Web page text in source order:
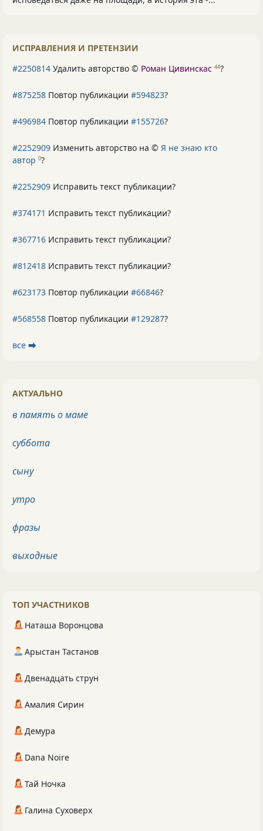
ИСПРАВЛЕНИЯ И ПРЕТЕНЗИИ
#2250814 Удалить авторство © Роман Цивинскас 44?
#875258 Повтор публикации #594823?
#496984 Повтор публикации #155726?
#2252909 Изменить авторство на © Я не знаю кто
автор 0?
#2252909 Исправить текст публикации?
#374171 Исправить текст публикации?
#367716 Исправить текст публикации?
#812418 Исправить текст публикации?
#623173 Повтор публикации #66846?
#568558 Повтор публикации #129287?
все ⮕
АКТУАЛЬНО
в память о маме
суббота
сыну
утро
фразы
выходные
ТОП УЧАСТНИКОВ
Наташа Воронцова
Арыстан Тастанов
Двенадцать струн
Амалия Сирин
Демура
Dana Noire
Тай Ночка
Галина Суховерх